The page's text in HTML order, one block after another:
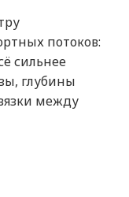
потоков:
сильнее
глубины
между